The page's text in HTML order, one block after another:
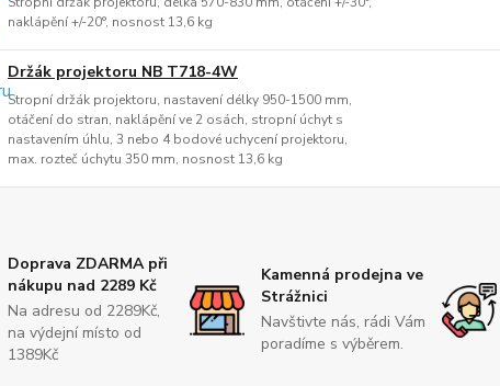
naklápění +/-20°, nosnost 13,6 kg
Držák projektoru NB T718-4W
Stropní držák projektoru, nastavení délky 950-1500 mm,
otáčení do stran, naklápění ve 2 osách, stropní úchyt s
nastavením úhlu, 3 nebo 4 bodové uchycení projektoru,
max. rozteč úchytu 350 mm, nosnost 13,6 kg
Doprava ZDARMA při
nákupu nad 2289 Kč
Na adresu od 2289Kč,
na výdejní místo od
1389Kč
Kamenná prodejna ve
Strážnici
Navštivte nás, rádi Vám
poradíme s výběrem.